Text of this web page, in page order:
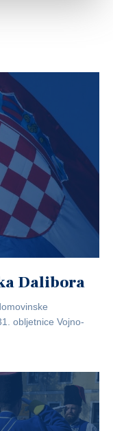
Dalibora
obljetnice Vojno-